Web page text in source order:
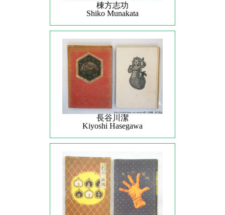
棟方志功
Shiko Munakata
長谷川潔
Kiyoshi Hasegawa